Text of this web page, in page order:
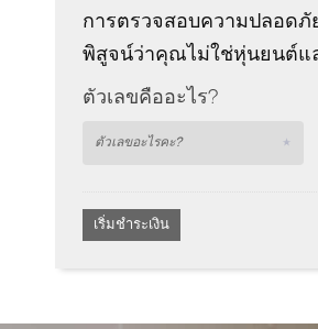
การตรวจสอบความปลอดภั
พิสูจน์ว่าคุณไม่ใช่หุ่นยนต์แ
ตัวเลขคืออะไร?